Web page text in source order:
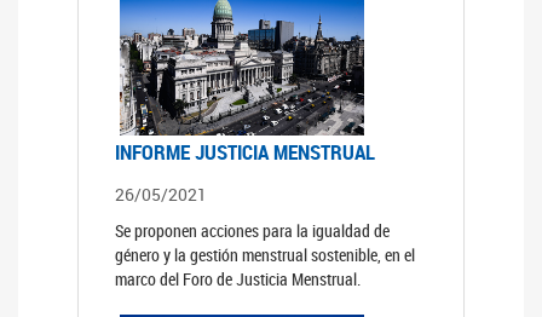
INFORME JUSTICIA MENSTRUAL
26/05/2021
Se proponen acciones para la igualdad de
género y la gestión menstrual sostenible, en el
marco del Foro de Justicia Menstrual.